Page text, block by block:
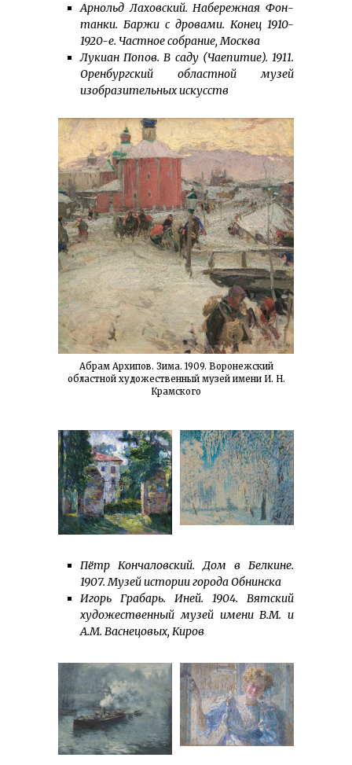
Арнольд Лаховский. Набережная Фон­
танки. Баржи с дровами. Конец 1910-
1920-е. Частное собрание, Москва
Лукиан Попов. В саду (Чаепитие). 1911.
Оренбургский областной музей
изобразительных искусств
Абрам Архипов. Зима. 1909. Воронежский
областной художественный музей имени И. Н.
Крамского
Пётр Кончаловский. Дом в Белкине.
1907. Музей истории города Обнинска
Игорь Грабарь. Иней. 1904. Вятский
худо­же­ст­венный музей имени В.М. и
А.М. Васнецовых, Киров